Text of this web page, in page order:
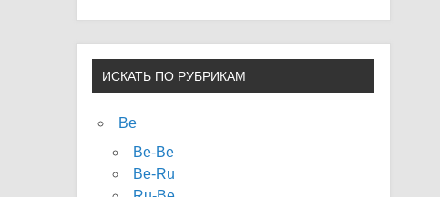
ИСКАТЬ ПО РУБРИКАМ
Be
Be-Be
Be-Ru